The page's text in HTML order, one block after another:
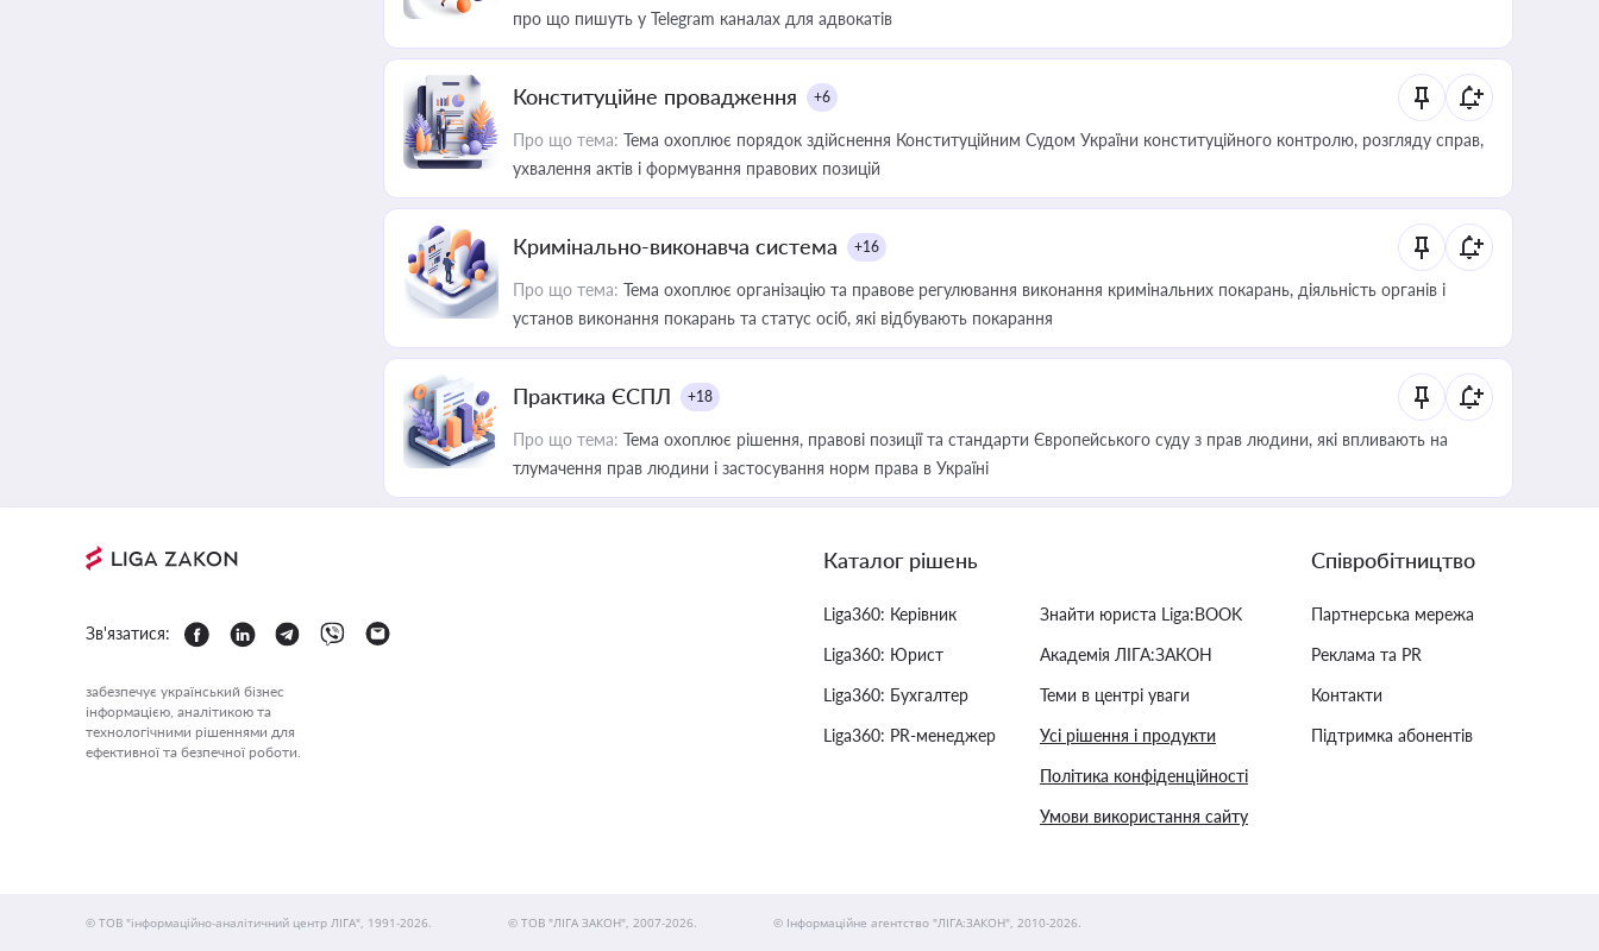
про що пишуть у Telegram каналах для адвокатів
Конституційне провадження +6
Про що тема: Тема охоплює порядок здійснення Конституційним Судом України конституційного контролю, розгляду справ,
ухвалення актів і формування правових позицій
Кримінально-виконавча система +16
Про що тема: Тема охоплює організацію та правове регулювання виконання кримінальних покарань, діяльність органів і
установ виконання покарань та статус осіб, які відбувають покарання
Практика ЄСПЛ +18
Про що тема: Тема охоплює рішення, правові позиції та стандарти Європейського суду з прав людини, які впливають на
тлумачення прав людини і застосування норм права в Україні
Зв'язатися:
забезпечує український бізнес
інформацією, аналітикою та
технологічними рішеннями для
ефективної та безпечної роботи.
Каталог рішень
Liga360: Керівник
Liga360: Юрист
Liga360: Бухгалтер
Liga360: PR-менеджер
Знайти юриста Liga:BOOK
Академія ЛІГА:ЗАКОН
Теми в центрі уваги
Усі рішення і продукти
Політика конфіденційності
Умови використання сайту
Співробітництво
Партнерська мережа
Реклама та PR
Контакти
Підтримка абонентів
© ТОВ "інформаційно-аналітичний центр ЛІГА", 1991-2026. © ТОВ "ЛІГА ЗАКОН", 2007-2026. © Інформаційне агентство "ЛІГА:ЗАКОН", 2010-2026.